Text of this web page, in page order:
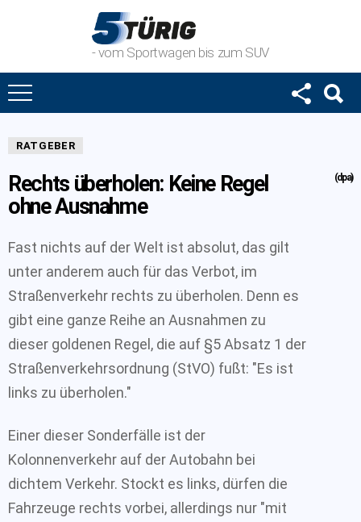
- vom Sportwagen bis zum SUV
RATGEBER
Rechts überholen: Keine Regel
ohne Ausnahme
(dpa)
Fast nichts auf der Welt ist absolut, das gilt
unter anderem auch für das Verbot, im
Straßenverkehr rechts zu überholen. Denn es
gibt eine ganze Reihe an Ausnahmen zu
dieser goldenen Regel, die auf §5 Absatz 1 der
Straßenverkehrsordnung (StVO) fußt: "Es ist
links zu überholen."
Einer dieser Sonderfälle ist der
Kolonnenverkehr auf der Autobahn bei
dichtem Verkehr. Stockt es links, dürfen die
Fahrzeuge rechts vorbei, allerdings nur "mit